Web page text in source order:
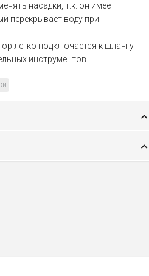
насадки, т.к. он имеет
перекрывает воду при
легко подключается к шлангу
инструментов.